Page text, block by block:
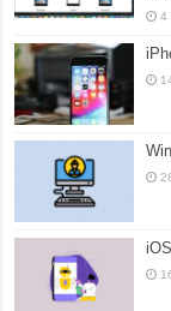
4